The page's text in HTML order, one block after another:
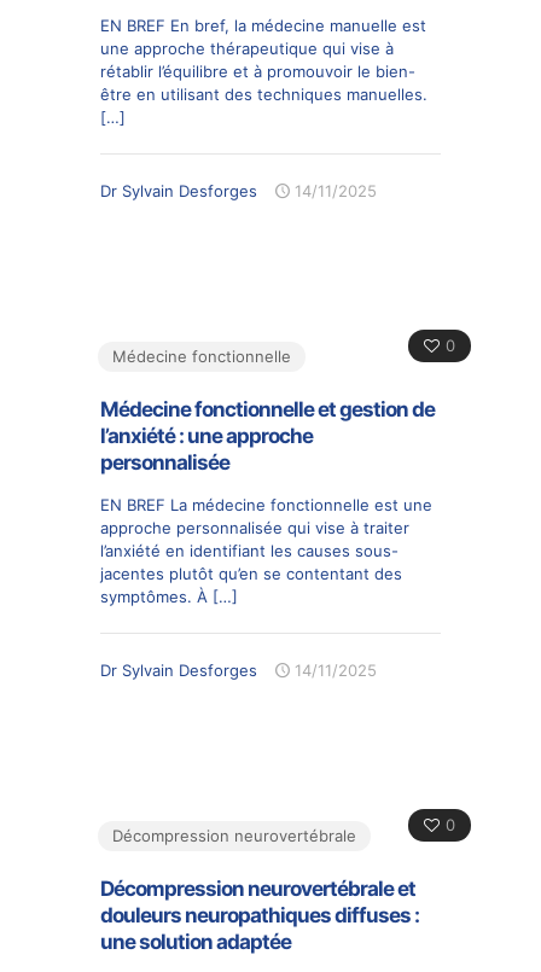
EN BREF En bref, la médecine manuelle est
une approche thérapeutique qui vise à
rétablir l’équilibre et à promouvoir le bien-
être en utilisant des techniques manuelles.
[…]
Dr Sylvain Desforges 14/11/2025
0
Médecine fonctionnelle
Médecine fonctionnelle et gestion de
l’anxiété : une approche
personnalisée
EN BREF La médecine fonctionnelle est une
approche personnalisée qui vise à traiter
l’anxiété en identifiant les causes sous-
jacentes plutôt qu’en se contentant des
symptômes. À […]
Dr Sylvain Desforges 14/11/2025
0
Décompression neurovertébrale
Décompression neurovertébrale et
douleurs neuropathiques diffuses :
une solution adaptée